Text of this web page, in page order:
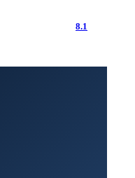
8.1